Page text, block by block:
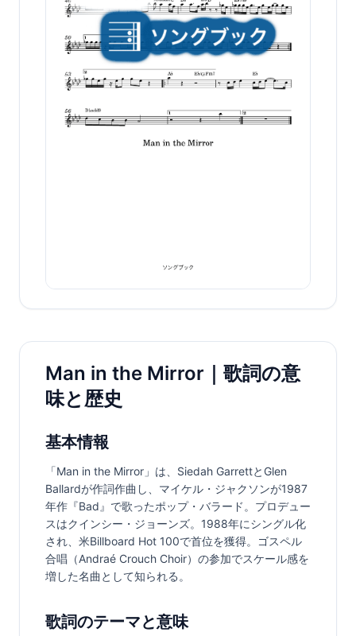
Man in the Mirror｜歌詞の意
味と歴史
基本情報
「Man in the Mirror」は、Siedah GarrettとGlen
Ballardが作詞作曲し、マイケル・ジャクソンが1987
年作『Bad』で歌ったポップ・バラード。プロデュー
スはクインシー・ジョーンズ。1988年にシングル化
され、米Billboard Hot 100で首位を獲得。ゴスペル
合唱（Andraé Crouch Choir）の参加でスケール感を
増した名曲として知られる。
歌詞のテーマと意味